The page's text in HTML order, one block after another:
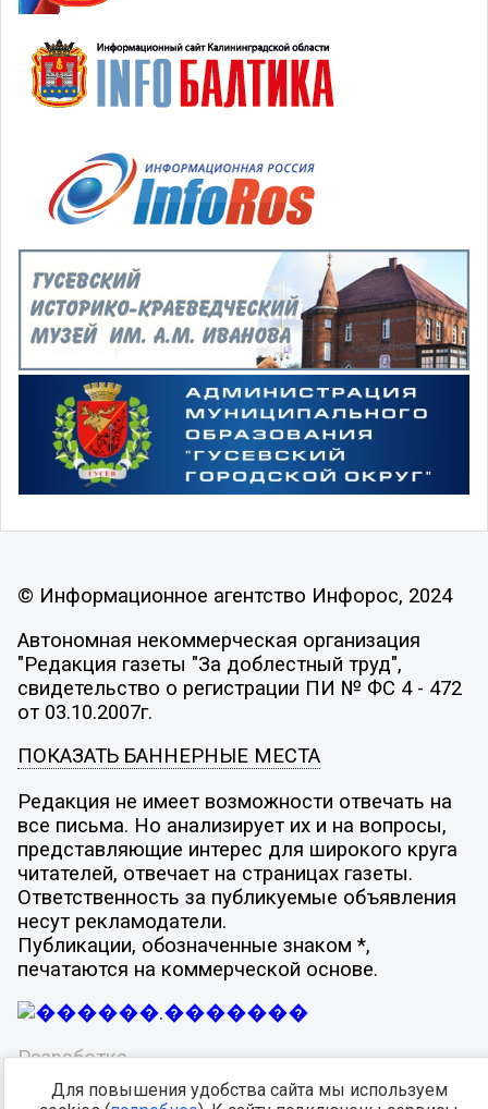
© Информационное агентство Инфорос, 2024
Автономная некоммерческая организация
"Редакция газеты "За доблестный труд",
свидетельство о регистрации ПИ № ФС 4 - 472
от 03.10.2007г.
ПОКАЗАТЬ БАННЕРНЫЕ МЕСТА
Редакция не имеет возможности отвечать на
все письма. Но анализирует их и на вопросы,
представляющие интерес для широкого круга
читателей, отвечает на страницах газеты.
Ответственность за публикуемые объявления
несут рекламодатели.
Публикации, обозначенные знаком *,
печатаются на коммерческой основе.
Разработка -
Для повышения удобства сайта мы используем